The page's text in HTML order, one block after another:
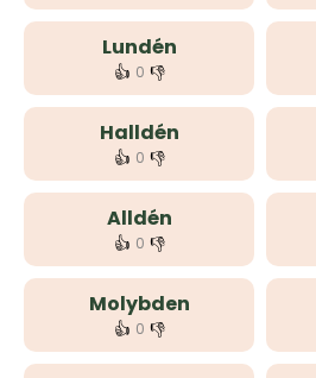
Lundén
👍 0 👎
Halldén
👍 0 👎
Alldén
👍 0 👎
Molybden
👍 0 👎